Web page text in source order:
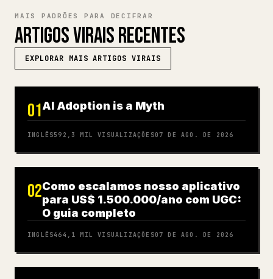
MAIS PADRÕES PARA DECIFRAR
ARTIGOS VIRAIS RECENTES
EXPLORAR MAIS ARTIGOS VIRAIS
01AI Adoption is a Myth
INGLÊS592,3 MIL VISUALIZAÇÕES07 DE AGO. DE 2026
02Como escalamos nosso aplicativo
para US$ 1.500.000/ano com UGC:
O guia completo
INGLÊS464,1 MIL VISUALIZAÇÕES07 DE AGO. DE 2026